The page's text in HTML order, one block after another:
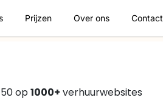
Prijzen Over ons Contact
op1000+ verhuurwebsites